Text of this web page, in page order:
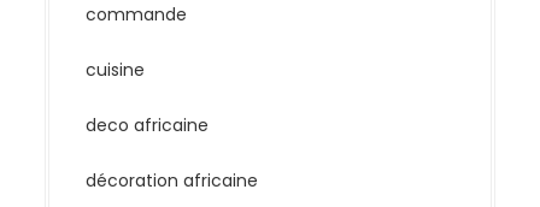
commande
cuisine
deco africaine
décoration africaine